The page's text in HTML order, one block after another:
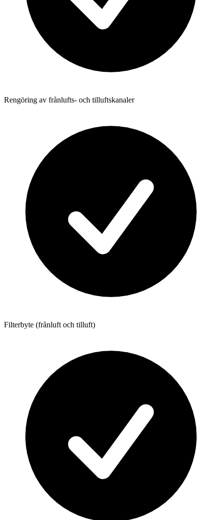
Rengöring av frånlufts- och tilluftskanaler
Filterbyte (frånluft och tilluft)